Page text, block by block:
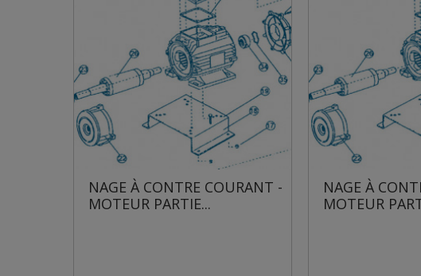
COURANT -
NAGE À CONTRE COURANT -
MOTEUR PARTIE...
NAGE